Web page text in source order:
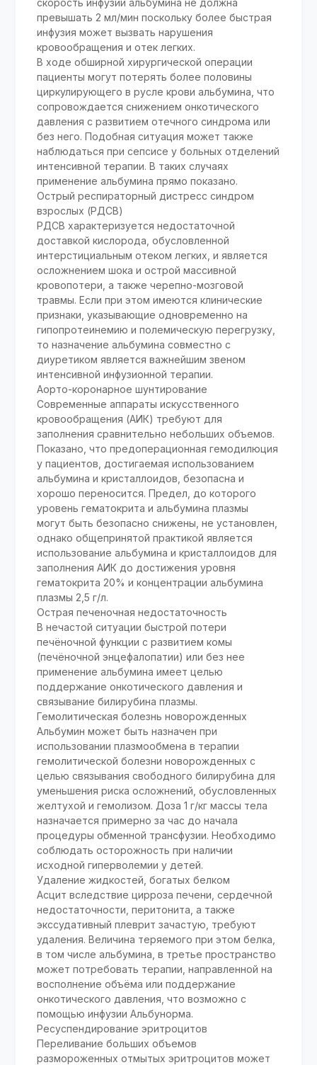
превышать 2 мл/мин поскольку более быстрая
инфузия может вызвать нарушения
кровообращения и отек легких.
В ходе обширной хирургической операции
пациенты могут потерять более половины
циркулирующего в русле крови альбумина, что
сопровождается снижением онкотического
давления с развитием отечного синдрома или
без него. Подобная ситуация может также
наблюдаться при сепсисе у больных отделений
интенсивной терапии. В таких случаях
применение альбумина прямо показано.
Острый респираторный дистресс синдром
взрослых (РДСВ)
РДСВ характеризуется недостаточной
доставкой кислорода, обусловленной
интерстициальным отеком легких, и является
осложнением шока и острой массивной
кровопотери, а также черепно-мозговой
травмы. Если при этом имеются клинические
признаки, указывающие одновременно на
гипопротеинемию и полемическую перегрузку,
то назначение альбумина совместно с
диуретиком является важнейшим звеном
интенсивной инфузионной терапии.
Аорто-коронарное шунтирование
Современные аппараты искусственного
кровообращения (АИК) требуют для
заполнения сравнительно небольших объемов.
Показано, что предоперационная гемодилюция
у пациентов, достигаемая использованием
альбумина и кристаллоидов, безопасна и
хорошо переносится. Предел, до которого
уровень гематокрита и альбумина плазмы
могут быть безопасно снижены, не установлен,
однако общепринятой практикой является
использование альбумина и кристаллоидов для
заполнения АИК до достижения уровня
гематокрита 20% и концентрации альбумина
плазмы 2,5 г/л.
Острая печеночная недостаточность
В нечастой ситуации быстрой потери
печёночной функции с развитием комы
(печёночной энцефалопатии) или без нее
применение альбумина имеет целью
поддержание онкотического давления и
связывание билирубина плазмы.
Гемолитическая болезнь новорожденных
Альбумин может быть назначен при
использовании плазмообмена в терапии
гемолитической болезни новорожденных с
целью связывания свободного билирубина для
уменьшения риска осложнений, обусловленных
желтухой и гемолизом. Доза 1 г/кг массы тела
назначается примерно за час до начала
процедуры обменной трансфузии. Необходимо
соблюдать осторожность при наличии
исходной гиперволемии у детей.
Удаление жидкостей, богатых белком
Асцит вследствие цирроза печени, сердечной
недостаточности, перитонита, а также
экссудативный плеврит зачастую, требуют
удаления. Величина теряемого при этом белка,
в том числе альбумина, в третье пространство
может потребовать терапии, направленной на
восполнение объёма или поддержание
онкотического давления, что возможно с
помощью инфузии Альбунорма.
Ресуспендирование эритроцитов
Переливание больших объемов
размороженных отмытых эритроцитов может